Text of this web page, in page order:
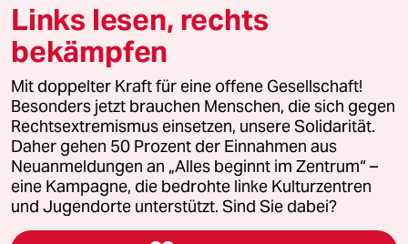
© 2026 taz Verlags und Vertriebs GmbH
Alle Rechte vorbehalten. Bei rechtlichen Fragen oder für Genehmigungen
wenden Sie sich bitte an
lizenzen@taz.de
Feedback Redaktionsstatut Kommune-Richtlinien
Leitlinie Informant Datenschutz Impressum AGB
Links lesen, rechts
bekämpfen
Mit doppelter Kraft für eine offene Gesellschaft!
Besonders jetzt brauchen Menschen, die sich gegen
Rechtsextremismus einsetzen, unsere Solidarität.
Daher gehen 50 Prozent der Einnahmen aus
Neuanmeldungen an „Alles beginnt im Zentrum“ –
eine Kampagne, die bedrohte linke Kulturzentren
und Jugendorte unterstützt. Sind Sie dabei?